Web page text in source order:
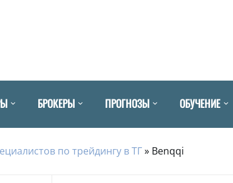
БРОКЕРЫ ПРОГНОЗЫ ОБУЧЕНИЕ
по трейдингу в ТГ» Benqqi